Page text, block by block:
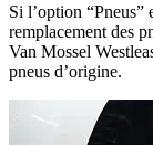
Si l’option “Pneus”
remplacement des
Van Mossel
pneus d’origine.